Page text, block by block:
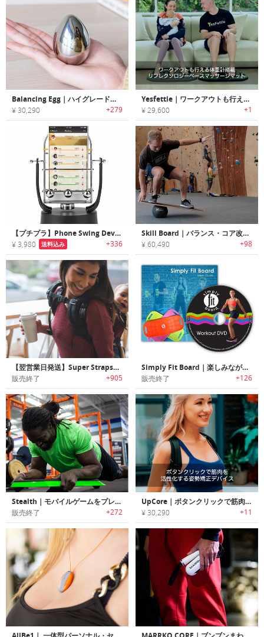
Balancing Egg｜ハイグレードチタン製バランスデスクトップトイ「バランシングエッグ」
¥ 30,290 +279
Yesfettle｜ワークアウトも行える体重計搭載リフレクソロジーベースマッサージマット「イエスフェトル」
¥ 29,600 +1
【プチプラ】Phone Swing Device｜歩数を進めるスマホスイングデバイス
¥ 3,980 送料込み +336
Skill Board｜バランス・コア改善に役立つアスリートに最適なバランスボード「スキルボード」
¥ 60,490 +98
【翌営業日発送】Super Straps｜重量を低減し姿勢を改善するバックパック用ストラップ「スーパーストラップ」
販売終了 +905
Simply Fit Board｜楽しみながらエクササイズが可能なバランスボード「シンプリーフィットボード」
販売終了 +126
Stealth｜モバイルゲームをプレイ中に体幹トレーニング可能なコアトレーナー「ステルス」
販売終了 +272
UpCore｜ボタンクリックで筋肉を活性化する姿勢矯正デバイス「アップコア」
¥ 30,290 +11